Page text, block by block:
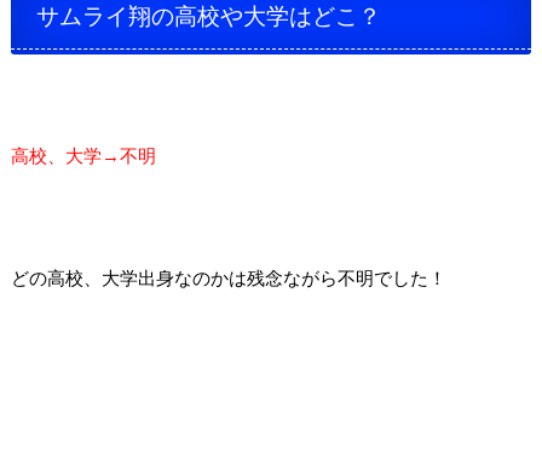
サムライ翔の高校や大学はどこ？
高校、大学→不明
どの高校、大学出身なのかは残念ながら不明でした！